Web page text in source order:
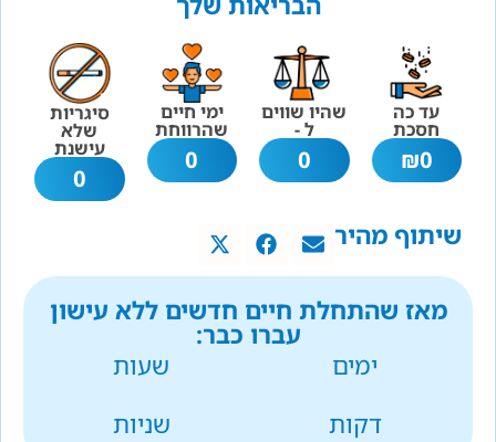
עד כה
חסכת
0
₪
שהיו שווים
ל -
0
ימי חיים
שהרווחת
0
סיגריות
שלא
עישנת
0
שיתוף מהיר
מאז שהתחלת חיים חדשים ללא עישון
עברו כבר:
ימים
שעות
דקות
שניות